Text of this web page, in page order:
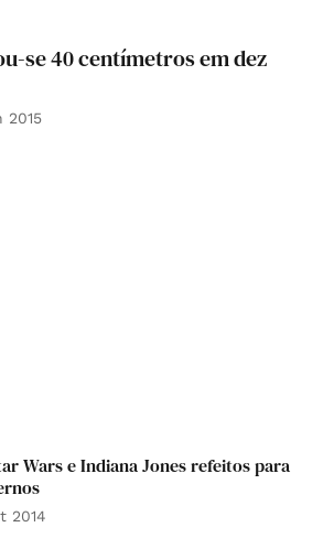
se 40 centímetros em dez
2015
Wars e Indiana Jones refeitos para
2014